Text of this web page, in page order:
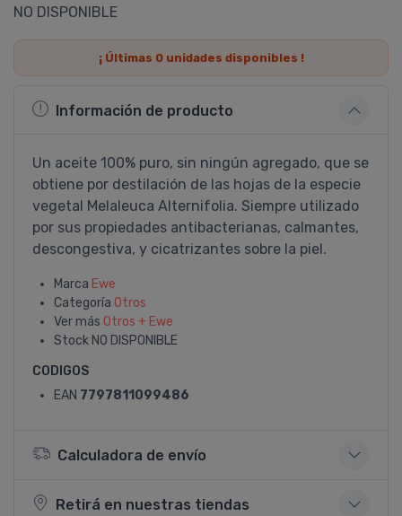
NO DISPONIBLE
¡ Últimas 0unidades disponibles !
Información de producto
Un aceite 100% puro, sin ningún agregado, que se
obtiene por destilación de las hojas de la especie
vegetal Melaleuca Alternifolia. Siempre utilizado
por sus propiedades antibacterianas, calmantes,
descongestiva, y cicatrizantes sobre la piel.
Marca Ewe
Categoría Otros
Ver más Otros + Ewe
Stock NO DISPONIBLE
CODIGOS
EAN 7797811099486
Calculadora de envío
Retirá en nuestras tiendas